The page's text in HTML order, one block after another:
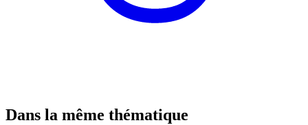
Dans la même thématique